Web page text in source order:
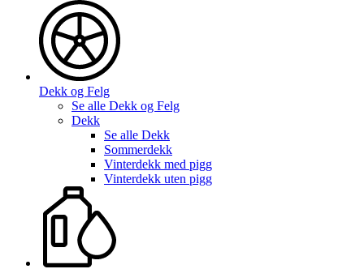
Dekk og Felg
Se alle Dekk og Felg
Dekk
Se alle Dekk
Sommerdekk
Vinterdekk med pigg
Vinterdekk uten pigg